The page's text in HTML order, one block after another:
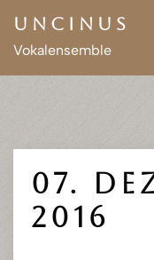
Inhalt
springen
Uncinus
Vokalensemble
07.
2016